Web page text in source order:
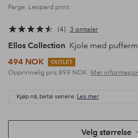
Farge: Leopard print
4 3 omtaler
Ellos Collection Kjole med
494 NOK
OUTLET
Opprinnelig pris 899 NOK Mer
Kjøp nå, betal senere. Les mer
Velg størrelse